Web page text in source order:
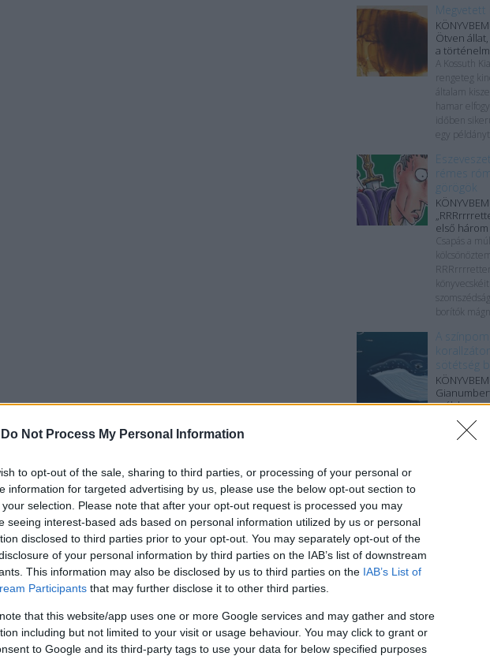
Do Not Process My Personal Information
to opt-out of the sale, sharing to third parties, or processing of your personal or
information for targeted advertising by us, please use the below opt-out section to
selection. Please note that after your opt-out request is processed you may
seeing interest-based ads based on personal information utilized by us or personal
disclosed to third parties prior to your opt-out. You may separately opt-out of the
of your personal information by third parties on the IAB’s list of downstream
This information may also be disclosed by us to third parties on the IAB’s List of
Participants that may further disclose it to other third parties.
that this website/app uses one or more Google services and may gather and store
including but not limited to your visit or usage behaviour. You may click to grant or
to Google and its third-party tags to use your data for below specified purposes
Megvetett
Ötven
a
A Kossuth
rengeteg
általam
hamar
időben
egy
rémes
görögök
első
Csapás a
borítók
A
sötétség
mélybe
„Az
tenger
vidék volt
csodáljuk
hullámait
Mélyből
Meg – Az
Sokan nem
nyáron
őscápa
kötetet
magyar